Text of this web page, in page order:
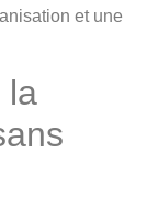
et une
la